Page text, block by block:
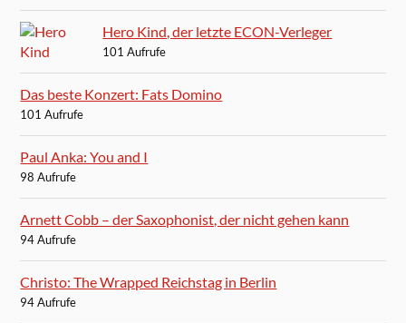
Hero Kind, der letzte ECON-Verleger
101 Aufrufe
Das beste Konzert: Fats Domino
101 Aufrufe
Paul Anka: You and I
98 Aufrufe
Arnett Cobb – der Saxophonist, der nicht gehen kann
94 Aufrufe
Christo: The Wrapped Reichstag in Berlin
94 Aufrufe